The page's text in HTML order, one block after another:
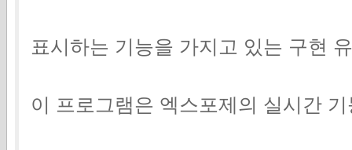
표시하는 기능을 가지고 있는 구현
이 프로그램은 엑스포제의 실시간